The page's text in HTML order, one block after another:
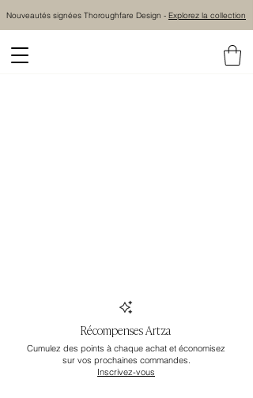
Nouveautés signées Thoroughfare Design - Explorez la collection
Récompenses Artza
Cumulez des points à chaque achat et économisez
sur vos prochaines commandes.
Inscrivez-vous